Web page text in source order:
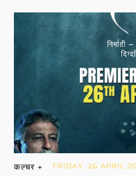
कल्चर + FRIDAY, 26 APRIL